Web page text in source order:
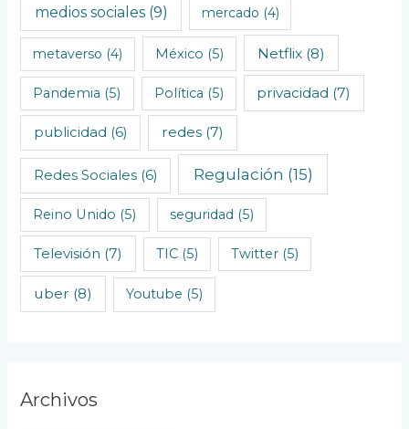
medios sociales(9) mercado (4)
metaverso (4) México (5) Netflix(8)
Pandemia (5) Política (5) privacidad (7)
publicidad (6) redes (7)
Redes Sociales(6) Regulación (15)
Reino Unido (5) seguridad (5)
Televisión (7) TIC(5) Twitter(5)
uber (8) Youtube (5)
Archivos